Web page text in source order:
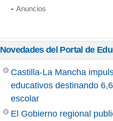
- Anuncios
Novedades del Portal de
Castilla-La Mancha
educativos destinando
escolar
El Gobierno regional